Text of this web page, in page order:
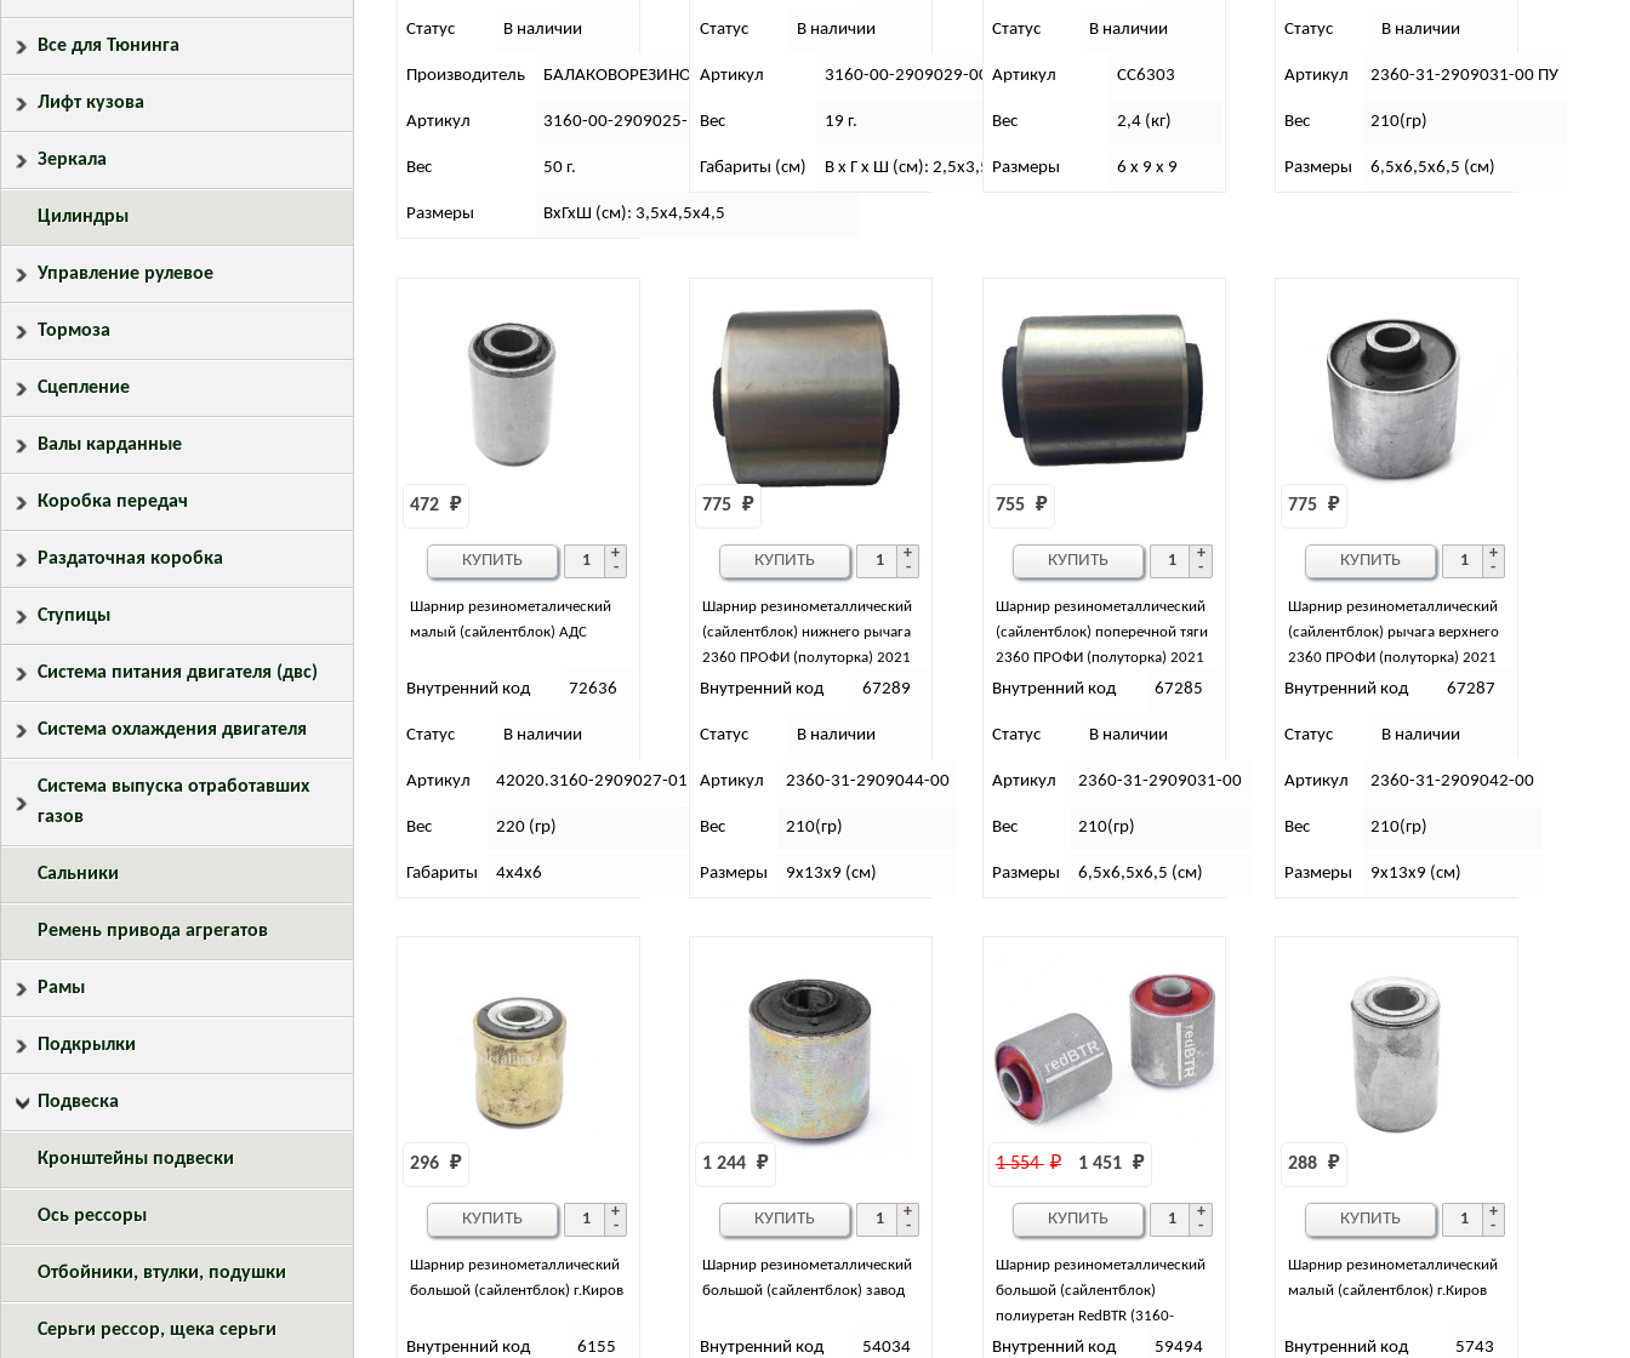
Статус В наличии
Производитель БАЛАКОВОРЕЗИНОТЕХНИКА (Балаково)
Артикул 3160-00-2909025-10
Вес 50 г.
Размеры ВхГхШ (см): 3,5х4,5х4,5
Статус В наличии
Артикул 3160-00-2909029-00
Вес 19 г.
Габариты (см) В х Г х Ш (см): 2,5х3,5х3,5
Статус В наличии
Артикул CC6303
Вес 2,4 (кг)
Размеры 6 х 9 х 9
Статус В наличии
Артикул 2360-31-2909031-00 ПУ
Вес 210(гр)
Размеры 6,5х6,5х6,5 (см)
Шарнир резинометалический
малый (сайлентблок) АДС
472 ₽
Внутренний код 72636
Статус В наличии
Артикул 42020.3160-2909027-01
Вес 220 (гр)
Габариты 4х4х6
КУПИТЬ
Шарнир резинометаллический
(сайлентблок) нижнего рычага
2360 ПРОФИ (полуторка) 2021
775 ₽
Внутренний код 67289
Статус В наличии
Артикул 2360-31-2909044-00
Вес 210(гр)
Размеры 9х13х9 (см)
КУПИТЬ
Шарнир резинометаллический
(сайлентблок) поперечной тяги
2360 ПРОФИ (полуторка) 2021
755 ₽
Внутренний код 67285
Статус В наличии
Артикул 2360-31-2909031-00
Вес 210(гр)
Размеры 6,5х6,5х6,5 (см)
КУПИТЬ
Шарнир резинометаллический
(сайлентблок) рычага верхнего
2360 ПРОФИ (полуторка) 2021
775 ₽
Внутренний код 67287
Статус В наличии
Артикул 2360-31-2909042-00
Вес 210(гр)
Размеры 9х13х9 (см)
КУПИТЬ
Шарнир резинометаллический
большой (сайлентблок) г.Киров
296 ₽
Внутренний код 6155
КУПИТЬ
Шарнир резинометаллический
большой (сайлентблок) завод
1 244 ₽
Внутренний код 54034
КУПИТЬ
Шарнир резинометаллический
большой (сайлентблок)
полиуретан RedBTR (3160-
2909020)(2шт)
1 554 ₽ 1 451 ₽
Внутренний код 59494
КУПИТЬ
Шарнир резинометаллический
малый (сайлентблок) г.Киров
288 ₽
Внутренний код 5743
КУПИТЬ
Все для Тюнинга
Лифт кузова
Зеркала
Цилиндры
Управление рулевое
Тормоза
Сцепление
Валы карданные
Коробка передач
Раздаточная коробка
Ступицы
Система питания двигателя (двс)
Система охлаждения двигателя
Система выпуска отработавших
газов
Сальники
Ремень привода агрегатов
Рамы
Подкрылки
Подвеска
Кронштейны подвески
Ось рессоры
Отбойники, втулки, подушки
Серьги рессор, щека серьги